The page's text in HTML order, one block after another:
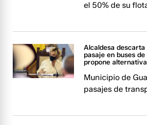
el 50% de su
Alcaldesa descarta
pasaje en buses
propone
Municipio de
pasajes de